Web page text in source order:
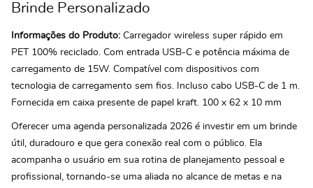
Brinde Personalizado
Informações do Produto: Carregador wireless super rápido em
PET 100% reciclado. Com entrada USB-C e potência máxima de
carregamento de 15W. Compatível com dispositivos com
tecnologia de carregamento sem fios. Incluso cabo USB-C de 1 m.
Fornecida em caixa presente de papel kraft. 100 x 62 x 10 mm
Oferecer uma agenda personalizada 2026 é investir em um brinde
útil, duradouro e que gera conexão real com o público. Ela
acompanha o usuário em sua rotina de planejamento pessoal e
profissional, tornando-se uma aliada no alcance de metas e na